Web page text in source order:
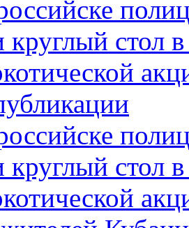
круглый стол
круглый стол